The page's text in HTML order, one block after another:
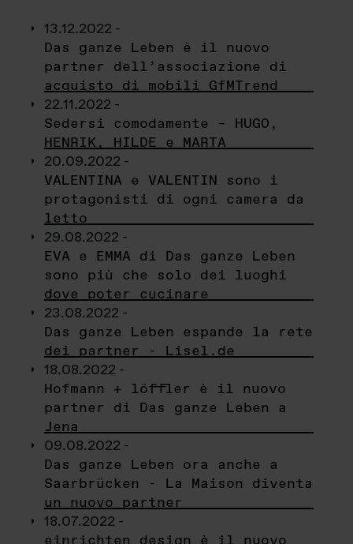
13.12.2022 -
Das ganze Leben è il nuovo
partner dell’associazione di
acquisto di mobili GfMTrend
22.11.2022 -
Sedersi comodamente – HUGO,
HENRIK, HILDE e MARTA
20.09.2022 -
VALENTINA e VALENTIN sono i
protagonisti di ogni camera da
letto
29.08.2022 -
EVA e EMMA di Das ganze Leben
sono più che solo dei luoghi
dove poter cucinare
23.08.2022 -
Das ganze Leben espande la rete
dei partner - Lisel.de
18.08.2022 -
Hofmann + löffler è il nuovo
partner di Das ganze Leben a
Jena
09.08.2022 -
Das ganze Leben ora anche a
Saarbrücken - La Maison diventa
un nuovo partner
18.07.2022 -
einrichten design è il nuovo